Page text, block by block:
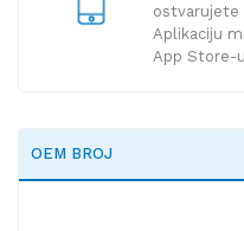
ostvarujete
Aplikaciju
App Store-
OEM BROJ